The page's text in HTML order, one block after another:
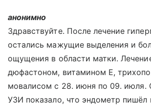
анонимно
Здравствуйте. После лечение
остались мажущие выделения и
ощущения в области матки.
дюфастоном, витамином Е,
мовалисом с 28. июня по 09. июля.
УЗИ показало, что эндометр пишёл